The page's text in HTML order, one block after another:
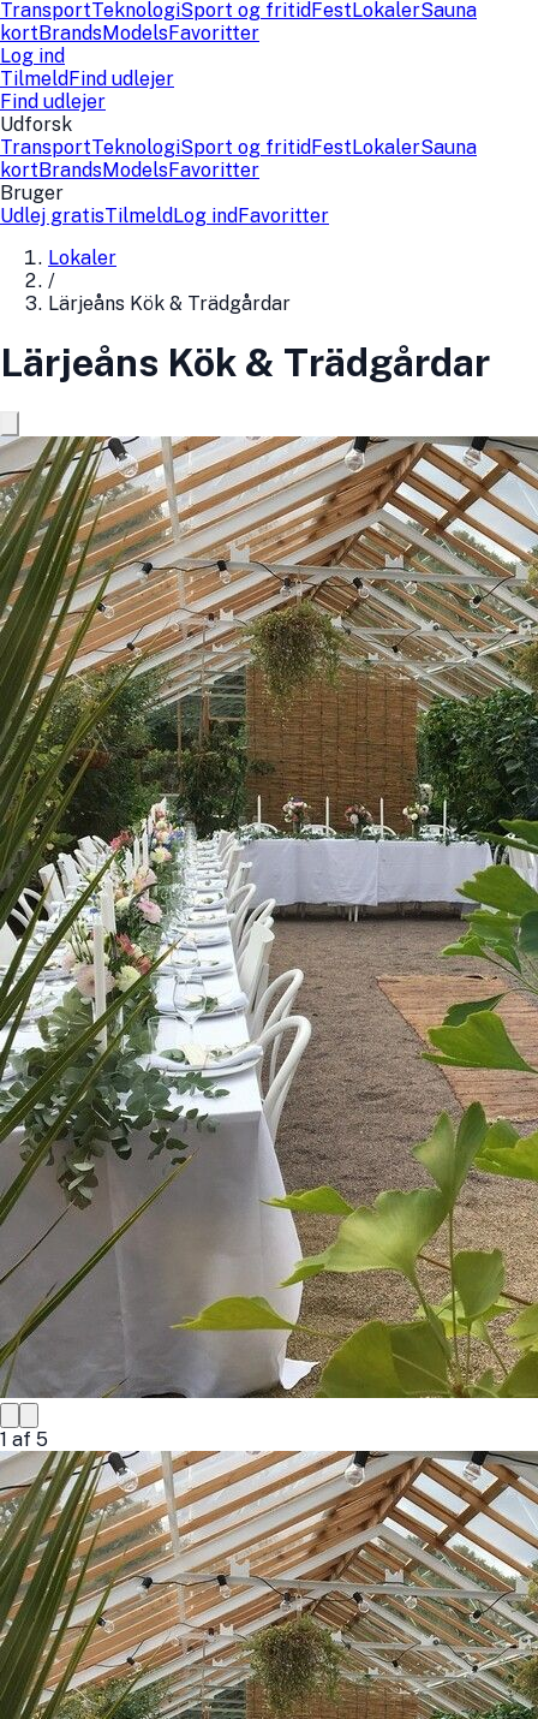
TransportTeknologiSport og fritidFestLokalerSauna
kortBrandsModelsFavoritter
Log ind
TilmeldFind udlejer
Find udlejer
Udforsk
TransportTeknologiSport og fritidFestLokalerSauna
kortBrandsModelsFavoritter
Bruger
Udlej gratisTilmeldLog indFavoritter
Lokaler
/
Lärjeåns Kök & Trädgårdar
Lärjeåns Kök & Trädgårdar
1 af 5